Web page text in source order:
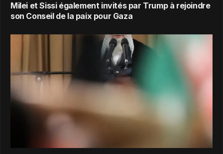
Milei et Sissi également invités par Trump à rejoindre
son Conseil de la paix pour Gaza